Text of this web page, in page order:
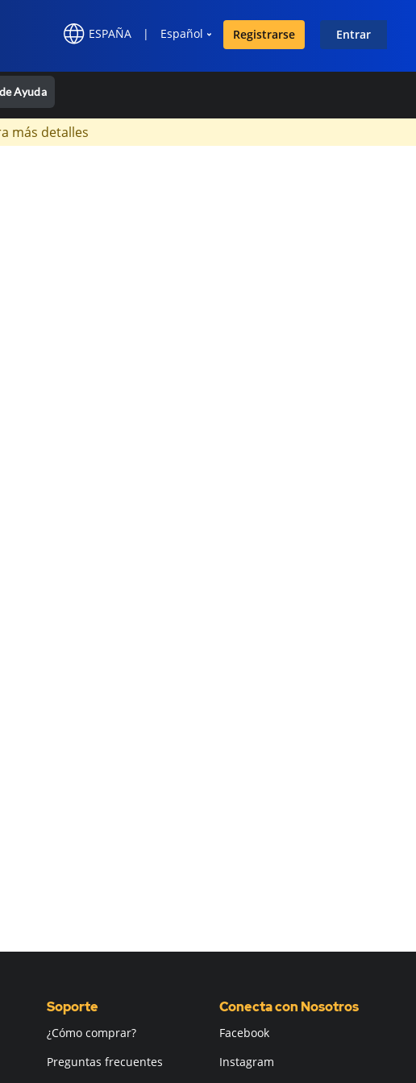
ESPAÑA | Español Registrarse Entrar
Ayuda
más detalles
Soporte
¿Cómo comprar?
Preguntas frecuentes
Conecta con Nosotros
Facebook
Instagram